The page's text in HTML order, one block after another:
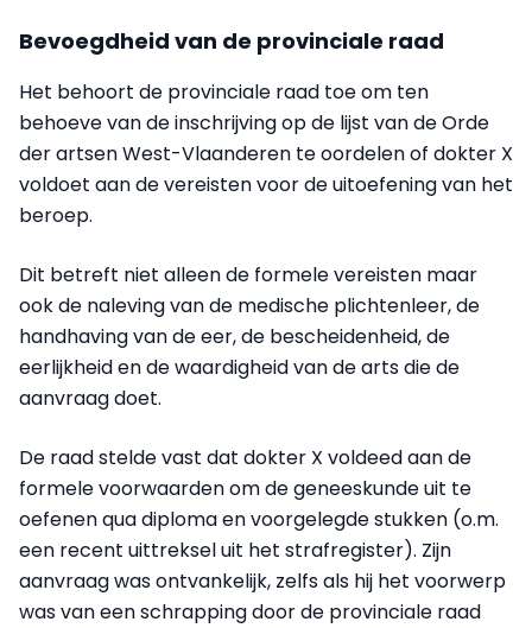
Bevoegdheid van de provinciale raad
Het behoort de provinciale raad toe om ten
behoeve van de inschrijving op de lijst van de Orde
der artsen West-Vlaanderen te oordelen of dokter X
voldoet aan de vereisten voor de uitoefening van het
beroep.
Dit betreft niet alleen de formele vereisten maar
ook de naleving van de medische plichtenleer, de
handhaving van de eer, de bescheidenheid, de
eerlijkheid en de waardigheid van de arts die de
aanvraag doet.
De raad stelde vast dat dokter X voldeed aan de
formele voorwaarden om de geneeskunde uit te
oefenen qua diploma en voorgelegde stukken (o.m.
een recent uittreksel uit het strafregister). Zijn
aanvraag was ontvankelijk, zelfs als hij het voorwerp
was van een schrapping door de provinciale raad